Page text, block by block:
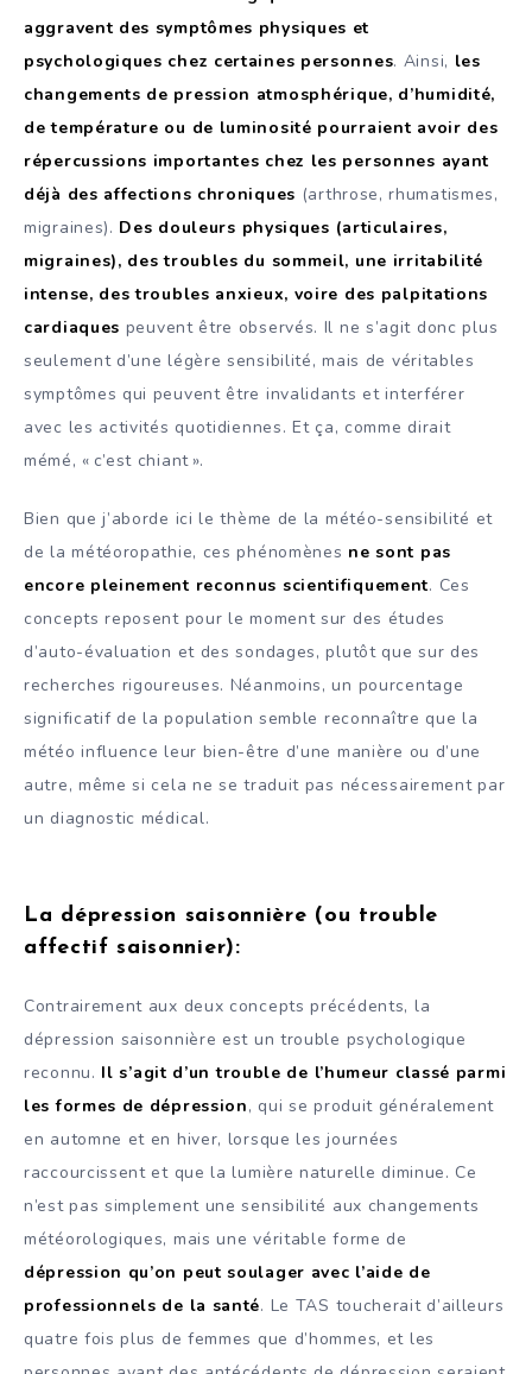
aggravent des symptômes physiques et
psychologiques chez certaines personnes. Ainsi, les
changements de pression atmosphérique, d’humidité,
de température ou de luminosité pourraient avoir des
répercussions importantes chez les personnes ayant
déjà des affections chroniques (arthrose, rhumatismes,
migraines). Des douleurs physiques (articulaires,
migraines), des troubles du sommeil, une irritabilité
intense, des troubles anxieux, voire des palpitations
cardiaques peuvent être observés. Il ne s’agit donc plus
seulement d’une légère sensibilité, mais de véritables
symptômes qui peuvent être invalidants et interférer
avec les activités quotidiennes. Et ça, comme dirait
mémé, « c’est chiant ».
Bien que j’aborde ici le thème de la météo-sensibilité et
de la météoropathie, ces phénomènes ne sont pas
encore pleinement reconnus scientifiquement. Ces
concepts reposent pour le moment sur des études
d’auto-évaluation et des sondages, plutôt que sur des
recherches rigoureuses. Néanmoins, un pourcentage
significatif de la population semble reconnaître que la
météo influence leur bien-être d’une manière ou d’une
autre, même si cela ne se traduit pas nécessairement par
un diagnostic médical.
La dépression saisonnière (ou trouble
affectif saisonnier):
Contrairement aux deux concepts précédents, la
dépression saisonnière est un trouble psychologique
reconnu. Il s’agit d’un trouble de l’humeur classé parmi
les formes de dépression, qui se produit généralement
en automne et en hiver, lorsque les journées
raccourcissent et que la lumière naturelle diminue. Ce
n’est pas simplement une sensibilité aux changements
météorologiques, mais une véritable forme de
dépression qu’on peut soulager avec l’aide de
professionnels de la santé. Le TAS toucherait d’ailleurs
quatre fois plus de femmes que d’hommes, et les